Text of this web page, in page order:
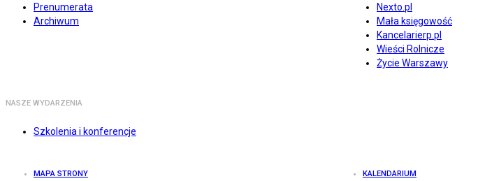
Prenumerata
Archiwum
Nexto.pl
Mała księgowość
Kancelarierp.pl
Wieści Rolnicze
Życie Warszawy
NASZE WYDARZENIA
Szkolenia i konferencje
MAPA STRONY KALENDARIUM